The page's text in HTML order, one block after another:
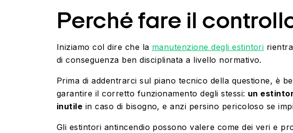
Perché fare il
Iniziamo col dire che la manutenzione degli estintori
di conseguenza ben disciplinata a livello normativo.
Prima di addentrarci sul piano tecnico della questione, è
garantire il corretto funzionamento degli stessi: un
inutile in caso di bisogno, e anzi persino pericoloso se
Gli estintori antincendio possono valere come dei veri e